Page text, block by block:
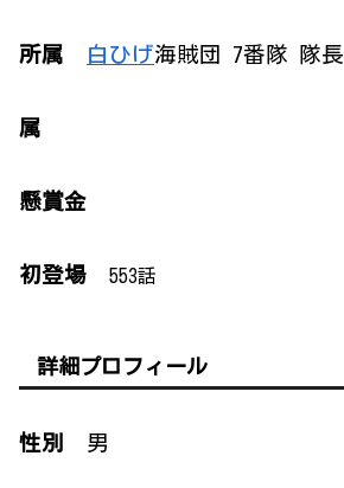
所属 白ひげ海賊団 7番隊 隊長
属
懸賞金
初登場 553話
詳細プロフィール
性別 男